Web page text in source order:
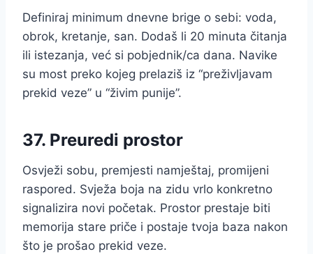
Definiraj minimum dnevne brige o sebi: voda,
obrok, kretanje, san. Dodaš li 20 minuta čitanja
ili istezanja, već si pobjednik/ca dana. Navike
su most preko kojeg prelaziš iz “preživljavam
prekid veze” u “živim punije”.
37. Preuredi prostor
Osvježi sobu, premjesti namještaj, promijeni
raspored. Svježa boja na zidu vrlo konkretno
signalizira novi početak. Prostor prestaje biti
memorija stare priče i postaje tvoja baza nakon
što je prošao prekid veze.